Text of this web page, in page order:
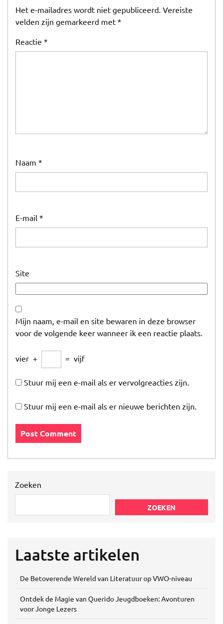
Het e-mailadres wordt niet gepubliceerd. Vereiste
velden zijn gemarkeerd met *
Reactie *
Naam *
E-mail *
Site
Mijn naam, e-mail en site bewaren in deze browser
voor de volgende keer wanneer ik een reactie plaats.
vier + = vijf
Stuur mij een e-mail als er vervolgreacties zijn.
Stuur mij een e-mail als er nieuwe berichten zijn.
Zoeken
ZOEKEN
Laatste artikelen
De Betoverende Wereld van Literatuur op VWO-niveau
Ontdek de Magie van Querido Jeugdboeken: Avonturen
voor Jonge Lezers